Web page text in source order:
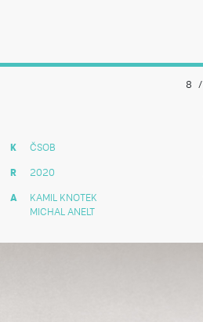
8 /
K ČSOB
R 2020
A
KAMIL KNOTEK
MICHAL ANELT